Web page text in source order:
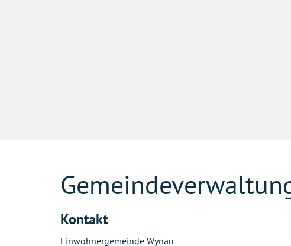
Kontakt
Einwohnergemeinde Wynau